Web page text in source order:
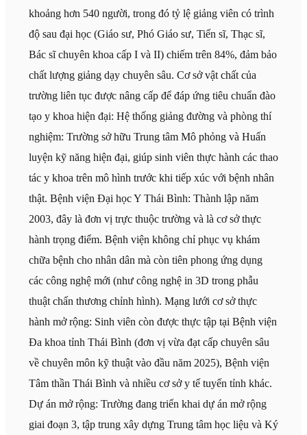
khoảng hơn 540 người, trong đó tỷ lệ giảng viên có trình
độ sau đại học (Giáo sư, Phó Giáo sư, Tiến sĩ, Thạc sĩ,
Bác sĩ chuyên khoa cấp I và II) chiếm trên 84%, đảm bảo
chất lượng giảng dạy chuyên sâu. Cơ sở vật chất của
trường liên tục được nâng cấp để đáp ứng tiêu chuẩn đào
tạo y khoa hiện đại: Hệ thống giảng đường và phòng thí
nghiệm: Trường sở hữu Trung tâm Mô phỏng và Huấn
luyện kỹ năng hiện đại, giúp sinh viên thực hành các thao
tác y khoa trên mô hình trước khi tiếp xúc với bệnh nhân
thật. Bệnh viện Đại học Y Thái Bình: Thành lập năm
2003, đây là đơn vị trực thuộc trường và là cơ sở thực
hành trọng điểm. Bệnh viện không chỉ phục vụ khám
chữa bệnh cho nhân dân mà còn tiên phong ứng dụng
các công nghệ mới (như công nghệ in 3D trong phẫu
thuật chấn thương chỉnh hình). Mạng lưới cơ sở thực
hành mở rộng: Sinh viên còn được thực tập tại Bệnh viện
Đa khoa tỉnh Thái Bình (đơn vị vừa đạt cấp chuyên sâu
về chuyên môn kỹ thuật vào đầu năm 2025), Bệnh viện
Tâm thần Thái Bình và nhiều cơ sở y tế tuyến tỉnh khác.
Dự án mở rộng: Trường đang triển khai dự án mở rộng
giai đoạn 3, tập trung xây dựng Trung tâm học liệu và Ký